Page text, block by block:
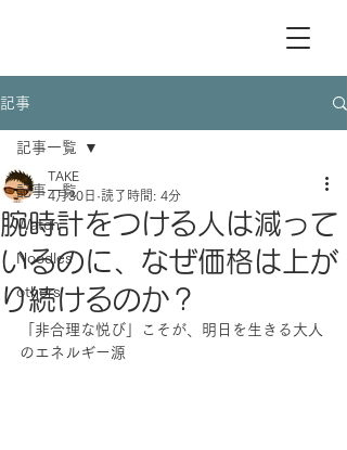
記事
記事一覧
Watch
Noodles
others
記事一覧
腕時計をつける人は減って
いるのに、なぜ価格は上が
り続けるのか？
TAKE
4月30日 読了時間: 4分
「非合理な悦び」こそが、明日を生きる大人
のエネルギー源